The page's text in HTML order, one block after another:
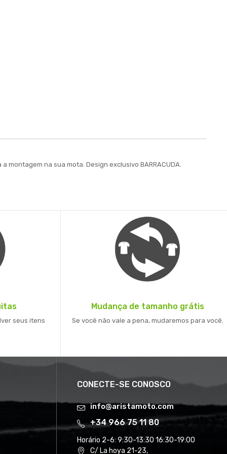
na sua mota. Design exclusivo BARRACUDA.
seus itens
Mudança de tamanho grátis
Se você não vale a pena, mudaremos para você.
CONECTE-SE CONOSCO
info@aristamoto.com
+34 966 75 11 80
Horário 2-6: 9:30-13:30 16:30-19:00
C/ La hoya 21-23,